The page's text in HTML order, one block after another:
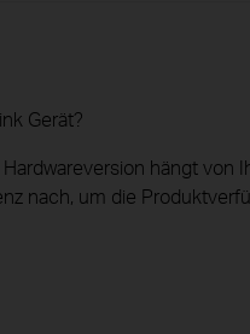
Gerät?
hängt von
nach, um die